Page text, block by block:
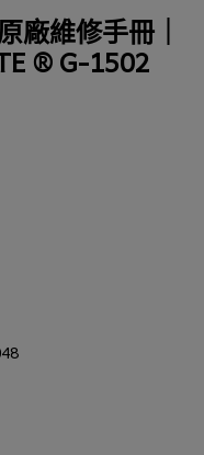
廠維修手冊｜
® G-1502